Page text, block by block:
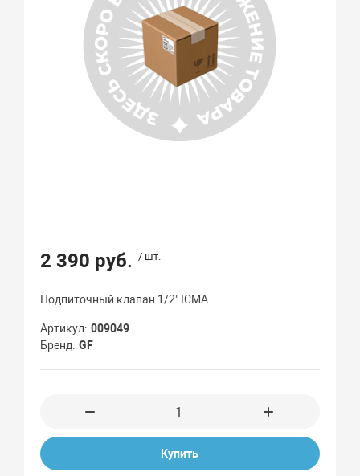
2 390 руб. / шт.
Подпиточный клапан 1/2" ICMA
Артикул 009049
Бренд GF
Купить